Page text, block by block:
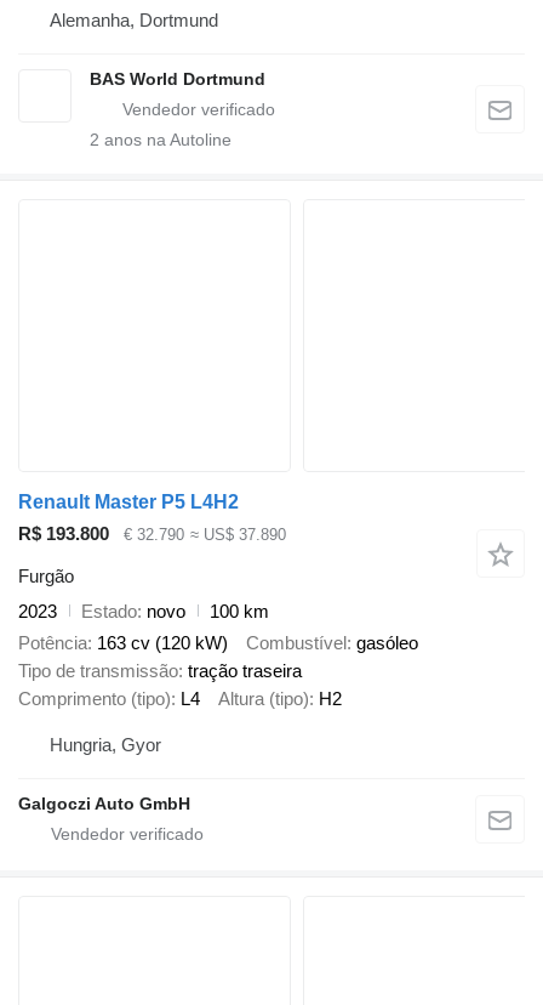
Alemanha, Dortmund
BAS World Dortmund
2 anos na Autoline
Renault Master P5 L4H2
R$ 193.800
€ 32.790 ≈ US$ 37.890
Furgão
2023
Estado novo
100 km
Potência 163 cv (120 kW) Combustível gasóleo
Tipo de transmissão tração traseira
Comprimento (tipo) L4 Altura (tipo) H2
Hungria, Gyor
Galgoczi Auto GmbH